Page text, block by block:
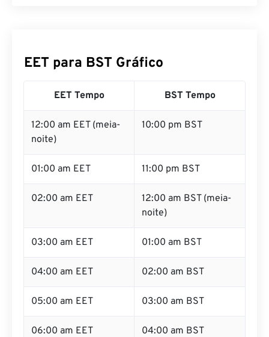
EET para BST Gráfico
EET Tempo BST Tempo
12:00 am EET (meia-
noite)
10:00 pm BST
01:00 am EET 11:00 pm BST
02:00 am EET
12:00 am BST (meia-
noite)
03:00 am EET 01:00 am BST
04:00 am EET 02:00 am BST
05:00 am EET 03:00 am BST
06:00 am EET 04:00 am BST